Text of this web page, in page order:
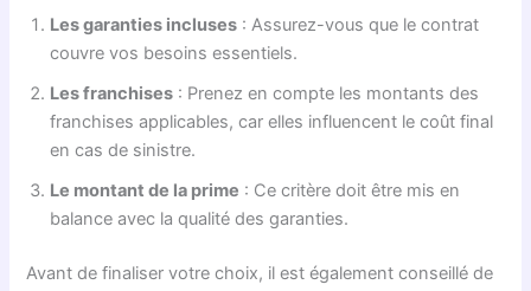
Les garanties incluses : Assurez-vous que le contrat
couvre vos besoins essentiels.
Les franchises : Prenez en compte les montants des
franchises applicables, car elles influencent le coût final
en cas de sinistre.
Le montant de la prime : Ce critère doit être mis en
balance avec la qualité des garanties.
Avant de finaliser votre choix, il est également conseillé de